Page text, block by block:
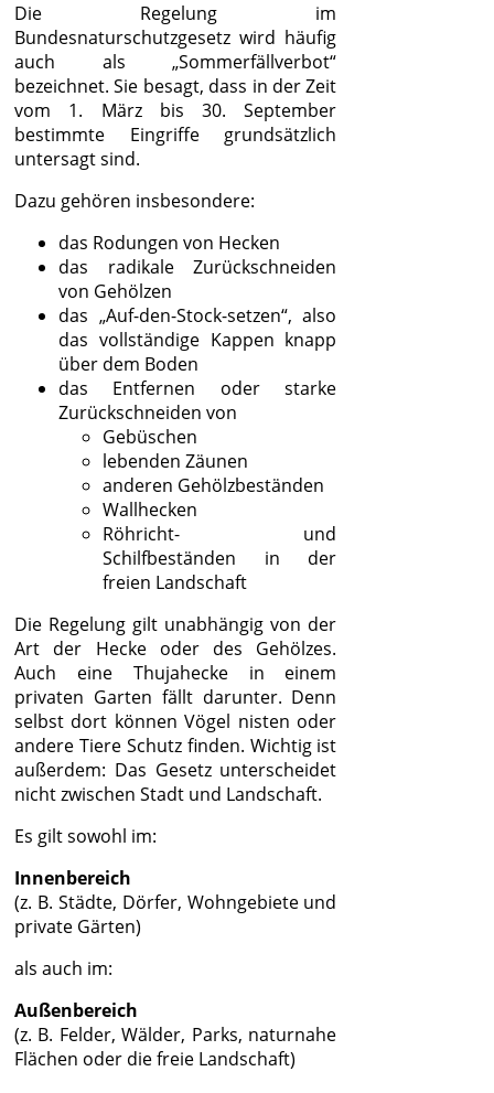
Die Regelung im
Bundesnaturschutzgesetz wird häufig
auch als „Sommerfällverbot“
bezeichnet. Sie besagt, dass in der Zeit
vom 1. März bis 30. September
bestimmte Eingriffe grundsätzlich
untersagt sind.
Dazu gehören insbesondere:
das Rodungen von Hecken
das radikale Zurückschneiden
von Gehölzen
das „Auf-den-Stock-setzen“, also
das vollständige Kappen knapp
über dem Boden
das Entfernen oder starke
Zurückschneiden von
Gebüschen
lebenden Zäunen
anderen Gehölzbeständen
Wallhecken
Röhricht- und
Schilfbeständen in der
freien Landschaft
Die Regelung gilt unabhängig von der
Art der Hecke oder des Gehölzes.
Auch eine Thujahecke in einem
privaten Garten fällt darunter. Denn
selbst dort können Vögel nisten oder
andere Tiere Schutz finden. Wichtig ist
außerdem: Das Gesetz unterscheidet
nicht zwischen Stadt und Landschaft.
Es gilt sowohl im:
Innenbereich
(z. B. Städte, Dörfer, Wohngebiete und
private Gärten)
als auch im:
Außenbereich
(z. B. Felder, Wälder, Parks, naturnahe
Flächen oder die freie Landschaft)